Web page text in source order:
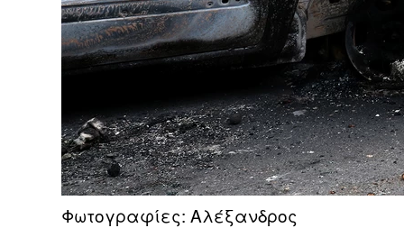
Φωτογραφίες: Αλέξανδρος